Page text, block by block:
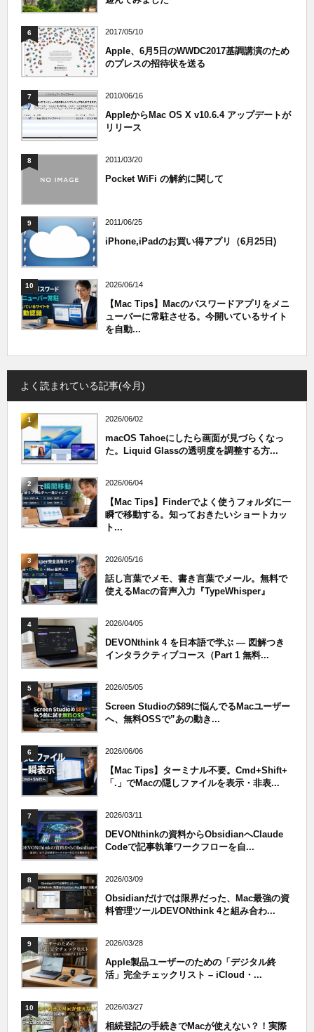
6 2017/05/10
Apple、6月5日のWWDC2017基調講演のため
のプレスの招待状を送る
7 2010/06/16
AppleからMac OS X v10.6.4 アップデートが
リリース
8 2011/03/20
Pocket WiFi の解約に関して
9 2011/06/25
iPhone,iPadのお買い得アプリ（6月25日)
10 2026/06/14
【Mac Tips】Macのパスワードアプリをメニ
ューバーに常駐させる。今開いているサイト
を自動...
よく読まれている記事(今月)
1 2026/06/02
macOS Tahoeにしたら画面が見づらくなっ
た。Liquid Glassの透明度を調整する方...
2 2026/06/04
【Mac Tips】Finderでよく使うフォルダに一
瞬で移動する。知っておきたいショートカッ
ト...
3 2026/05/16
話し言葉でメモ、書き言葉でメール。無料で
使えるMacの音声入力『TypeWhisper』
4 2026/04/05
DEVONthink 4 を日本語で学ぶ — 図解つき
インタラクティブコース（Part 1 無料...
5 2026/05/05
Screen Studioの$89に悩んでるMacユーザー
へ、無料OSSで”あの動き...
6 2026/06/06
【Mac Tips】ターミナル不要。Cmd+Shift+
「.」でMacの隠しファイルを表示・非表...
7 2026/03/11
DEVONthinkの資料からObsidianへClaude
Codeで記事執筆ワークフローを自...
8 2026/03/09
Obsidianだけでは限界だった、Mac最強の資
料管理ツールDEVONthink 4と組み合わ...
9 2026/03/28
Apple製品ユーザーのための「デジタル終
活」完全チェックリスト – iCloud・...
10 2026/03/27
相続登記の手続きでMacが使えない？！実際